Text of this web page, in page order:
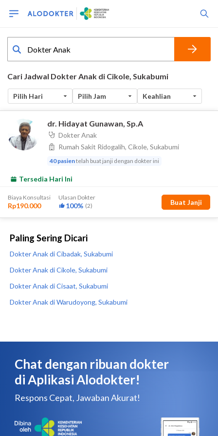
Paling Sering Dicari
Dokter Anak di Cibadak, Sukabumi
Dokter Anak di Cikole, Sukabumi
Dokter Anak di Cisaat, Sukabumi
Dokter Anak di Warudoyong, Sukabumi